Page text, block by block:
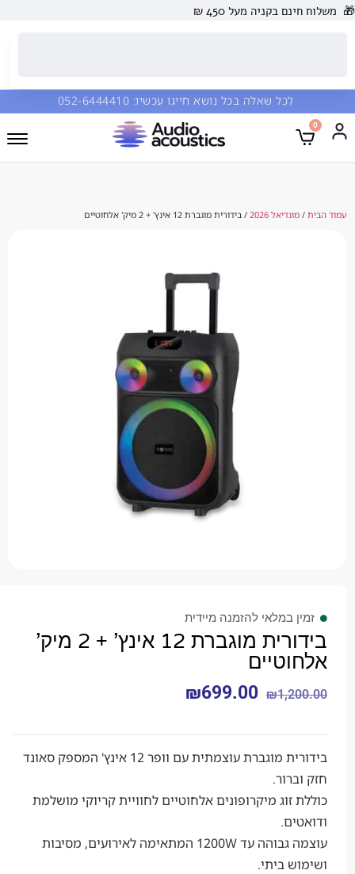
בקניה מעל 450 ₪
שאלה בכל נושא חייגו עכשיו: 052-6444410
2026 / בידורית מוגברת 12 אינץ' + 2 מיק' אלחוטיים
במלאי להזמנה מיידית
בידורית מוגברת 12 אינץ' + 2 מיק'
₪
₪ 699.00
בידורית מוגברת עוצמתית עם וופר 12 אינץ' המספק סאונד
מיקרופונים אלחוטיים לחוויית קריוקי מושלמת
עוצמה גבוהה עד 1200W המתאימה לאירועים, מסיבות
ביתי.